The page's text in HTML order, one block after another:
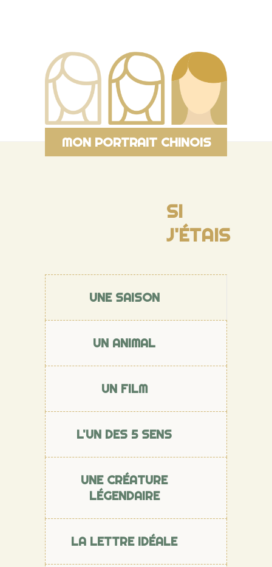
MON PORTRAIT CHINOIS
SI
J'ÉTAIS
UNE SAISON
UN ANIMAL
UN FILM
L'UN DES 5 SENS
UNE CRÉATURE
LÉGENDAIRE
LA LETTRE IDÉALE